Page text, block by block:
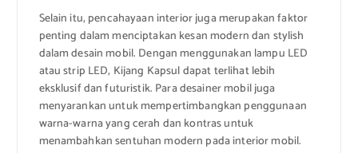
Selain itu, pencahayaan interior juga merupakan faktor
penting dalam menciptakan kesan modern dan stylish
dalam desain mobil. Dengan menggunakan lampu LED
atau strip LED, Kijang Kapsul dapat terlihat lebih
eksklusif dan futuristik. Para desainer mobil juga
menyarankan untuk mempertimbangkan penggunaan
warna-warna yang cerah dan kontras untuk
menambahkan sentuhan modern pada interior mobil.